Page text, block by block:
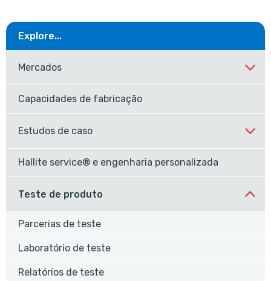
Explore...
Mercados
Capacidades de fabricação
Estudos de caso
Hallite service® e engenharia personalizada
Teste de produto
Parcerias de teste
Laboratório de teste
Relatórios de teste